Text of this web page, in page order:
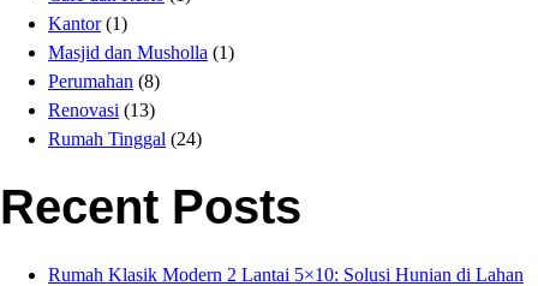
Kantor(1)
Masjid dan Musholla (1)
Perumahan (8)
Renovasi (13)
Rumah Tinggal (24)
Recent Posts
Rumah Klasik Modern 2 Lantai 5×10: Solusi Hunian di Lahan